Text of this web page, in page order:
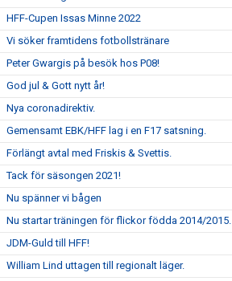
HFF-Cupen Issas Minne 2022
Vi söker framtidens fotbollstränare
Peter Gwargis på besök hos P08!
God jul & Gott nytt år!
Nya coronadirektiv.
Gemensamt EBK/HFF lag i en F17 satsning.
Förlängt avtal med Friskis & Svettis.
Tack för säsongen 2021!
Nu spänner vi bågen
Nu startar träningen för flickor födda 2014/2015.
JDM-Guld till HFF!
William Lind uttagen till regionalt läger.